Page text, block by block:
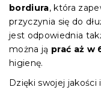
bordiura, która
przyczynia się do
jest odpowiednia
można ją prać aż w
higienę.
Dzięki swojej